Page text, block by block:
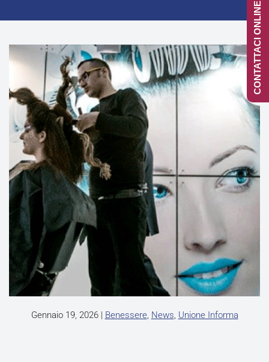
Gennaio 19, 2026| Benessere, News, Unione Informa
CONTATTACI ONLINE